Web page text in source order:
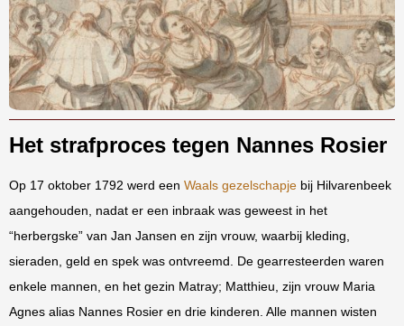
Het strafproces tegen Nannes Rosier
Op 17 oktober 1792 werd een Waals gezelschapje bij Hilvarenbeek
aangehouden, nadat er een inbraak was geweest in het
“herbergske” van Jan Jansen en zijn vrouw, waarbij kleding,
sieraden, geld en spek was ontvreemd. De gearresteerden waren
enkele mannen, en het gezin Matray; Matthieu, zijn vrouw Maria
Agnes alias Nannes Rosier en drie kinderen. Alle mannen wisten